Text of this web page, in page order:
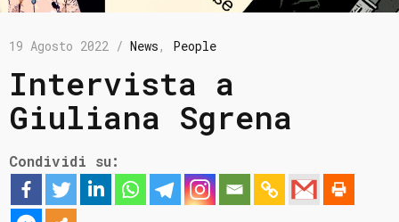
19 Agosto 2022 / News, People
Intervista a
Giuliana Sgrena
Condividi su: